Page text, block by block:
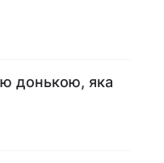
донькою, яка